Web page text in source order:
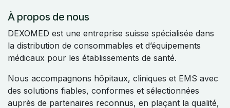
À propos de nous
DEXOMED est une entreprise suisse spécialisée dans
la distribution de consommables et d’équipements
médicaux pour les établissements de santé.
Nous accompagnons hôpitaux, cliniques et EMS avec
des solutions fiables, conformes et sélectionnées
auprès de partenaires reconnus, en plaçant la qualité,